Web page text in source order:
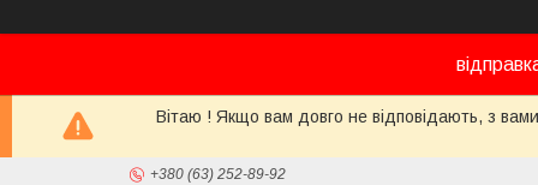
Вітаю ! Якщо вам довго не відповідають, з
+380 (63) 252-89-92